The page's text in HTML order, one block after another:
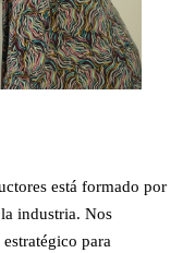
está formado por
industria. Nos
para